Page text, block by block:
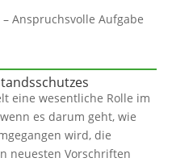
Anspruchsvolle Aufgabe
eine wesentliche Rolle im
es darum geht, wie
wird, die
neuesten Vorschriften